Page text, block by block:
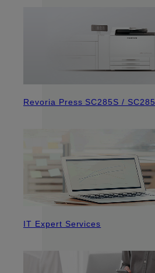
Revoria Press SC285S / SC285
IT Expert Services